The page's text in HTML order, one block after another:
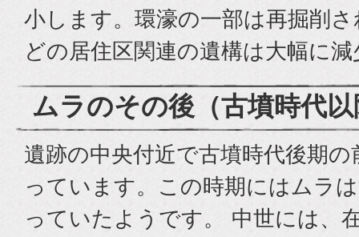
小します。環濠の一部は再掘削
どの居住区関連の遺構は大幅に
ムラのその後（古墳時代
遺跡の中央付近で古墳時代後期
っています。この時期にはムラ
っていたようです。 中世には、